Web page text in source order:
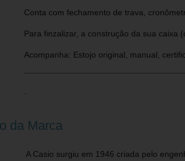
Conta com fechamento de trava,
Para finzalizar, a construção da sua caixa
Acompanha: Estojo original, manual,
.
da Marca
A Casio surgiu em 1946 criada pelo